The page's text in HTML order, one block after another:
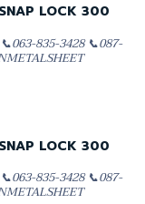
LOCK 300
835-3428 📞087-
LOCK 300
835-3428 📞087-